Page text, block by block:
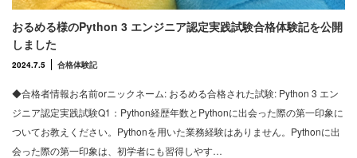
おるめる様のPython 3 エンジニア認定実践試験合格体験記を公開
しました
2024.7.5 合格体験記
◆合格者情報お名前orニックネーム: おるめる合格された試験: Python 3 エン
ジニア認定実践試験Q1：Python経歴年数とPythonに出会った際の第一印象に
ついてお教えください。Pythonを用いた業務経験はありません。Pythonに出
会った際の第一印象は、初学者にも習得しやす…